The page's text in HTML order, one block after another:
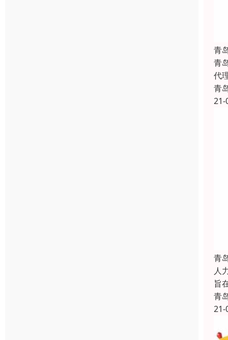
青
青
代
青
21-
青
人
旨
青
21-